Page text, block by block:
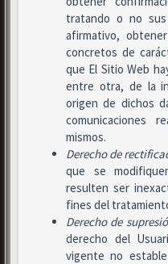
tratando o no
afirmativo,
concretos de
que El Sitio Web
entre otra, de la
origen de dichos
comunicaciones
mismos.
Derecho de
que se
resulten ser
fines del
Derecho de
derecho del
vigente no